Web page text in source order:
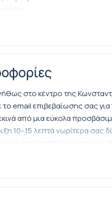
υγρασίας
στο κέντρο της
το email επιβεβαίωσης σας
από μια εύκολα
10–15 λεπτά νωρίτερα σας
το email επιβεβαίωσης σας
ή WhatsApp σε
υπό τις
της εμπειρίας, ντυθείτε
και ένα μπουφάν ή μικρή